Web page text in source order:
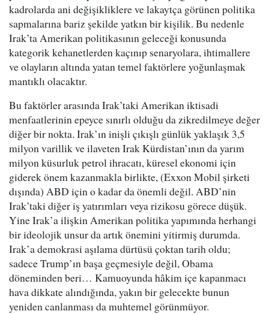
kadrolarda ani değişikliklere ve lakaytça görünen politika
sapmalarına bariz şekilde yatkın bir kişilik. Bu nedenle
Irak’ta Amerikan politikasının geleceği konusunda
kategorik kehanetlerden kaçınıp senaryolara, ihtimallere
ve olayların altında yatan temel faktörlere yoğunlaşmak
mantıklı olacaktır.
Bu faktörler arasında Irak’taki Amerikan iktisadi
menfaatlerinin epeyce sınırlı olduğu da zikredilmeye değer
diğer bir nokta. Irak’ın inişli çıkışlı günlük yaklaşık 3,5
milyon varillik ve ilaveten Irak Kürdistan’ının da yarım
milyon küsurluk petrol ihracatı, küresel ekonomi için
giderek önem kazanmakla birlikte, (Exxon Mobil şirketi
dışında) ABD için o kadar da önemli değil. ABD’nin
Irak’taki diğer iş yatırımları veya rizikosu görece düşük.
Yine Irak’a ilişkin Amerikan politika yapımında herhangi
bir ideolojik unsur da artık önemini yitirmiş durumda.
Irak’a demokrasi aşılama dürtüsü çoktan tarih oldu;
sadece Trump’ın başa geçmesiyle değil, Obama
döneminden beri… Kamuoyunda hâkim içe kapanmacı
hava dikkate alındığında, yakın bir gelecekte bunun
yeniden canlanması da muhtemel görünmüyor.